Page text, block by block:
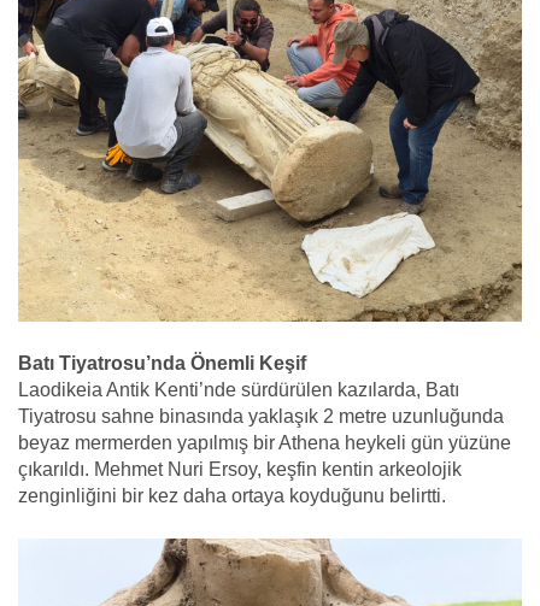
Batı Tiyatrosu’nda Önemli Keşif
Laodikeia Antik Kenti’nde sürdürülen kazılarda, Batı
Tiyatrosu sahne binasında yaklaşık 2 metre uzunluğunda
beyaz mermerden yapılmış bir Athena heykeli gün yüzüne
çıkarıldı. Mehmet Nuri Ersoy, keşfin kentin arkeolojik
zenginliğini bir kez daha ortaya koyduğunu belirtti.